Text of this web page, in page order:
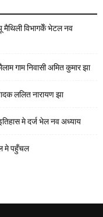
मैथिली विभागकेँ भेटल नव
गाम निवासी अमित कुमार झा
ललित नारायण झा
मे दर्ज भेल नव अध्याय
मे पहुँचल